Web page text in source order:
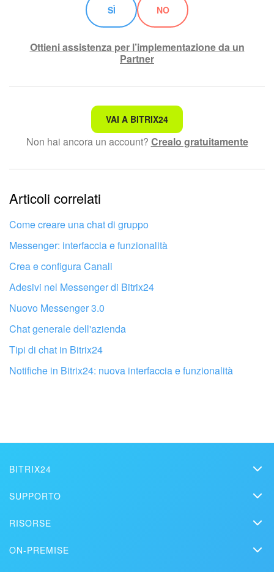
SÌ NO
Ottieni assistenza per l’implementazione da un
Partner
Non è quello che sto cercando.
Testo complesso e incomprensibile
Le informazioni sono obsolete.
Troppo breve, ho bisogno di maggiori informazioni.
Non mi soddisfa come funziona questo strumento
professionista locale
VAI A BITRIX24
Non hai ancora un account? Crealo gratuitamente
Articoli correlati
Come creare una chat di gruppo
Messenger: interfaccia e funzionalità
Crea e configura Canali
Adesivi nel Messenger di Bitrix24
Nuovo Messenger 3.0
Chat generale dell'azienda
Tipi di chat in Bitrix24
Notifiche in Bitrix24: nuova interfaccia e funzionalità
BITRIX24
Media kit
Contatti
SUPPORTO
Tutorial
RISORSE
ON-PREMISE